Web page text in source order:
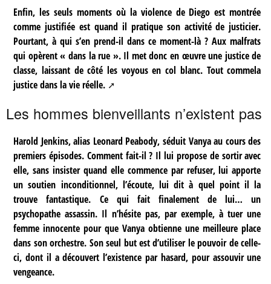
Enfin, les seuls moments où la violence de Diego est montrée
comme justifiée est quand il pratique son activité de justicier.
Pourtant, à qui s’en prend-il dans ce moment-là ? Aux malfrats
qui opèrent « dans la rue ». Il met donc en œuvre une justice de
classe, laissant de côté les voyous en col blanc. Tout commela
justice dans la vie réelle.
Les hommes bienveillants n’existent pas
Harold Jenkins, alias Leonard Peabody, séduit Vanya au cours des
premiers épisodes. Comment fait-il ? Il lui propose de sortir avec
elle, sans insister quand elle commence par refuser, lui apporte
un soutien inconditionnel, l’écoute, lui dit à quel point il la
trouve fantastique. Ce qui fait finalement de lui… un
psychopathe assassin. Il n’hésite pas, par exemple, à tuer une
femme innocente pour que Vanya obtienne une meilleure place
dans son orchestre. Son seul but est d’utiliser le pouvoir de celle-
ci, dont il a découvert l’existence par hasard, pour assouvir une
vengeance.